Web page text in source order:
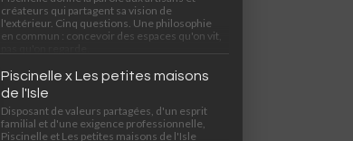
créateurs qui partagent sa vision de
l'extérieur. Cinq questions. Une philosophie
en commun : concevoir des espaces qu'on vit,
Piscinelle x Les petites maisons
de l'Isle
Disposant de valeurs partagées, d'un esprit
familial et d'une exigence professionnelle,
Piscinelle et Les petites maisons de l'Isle